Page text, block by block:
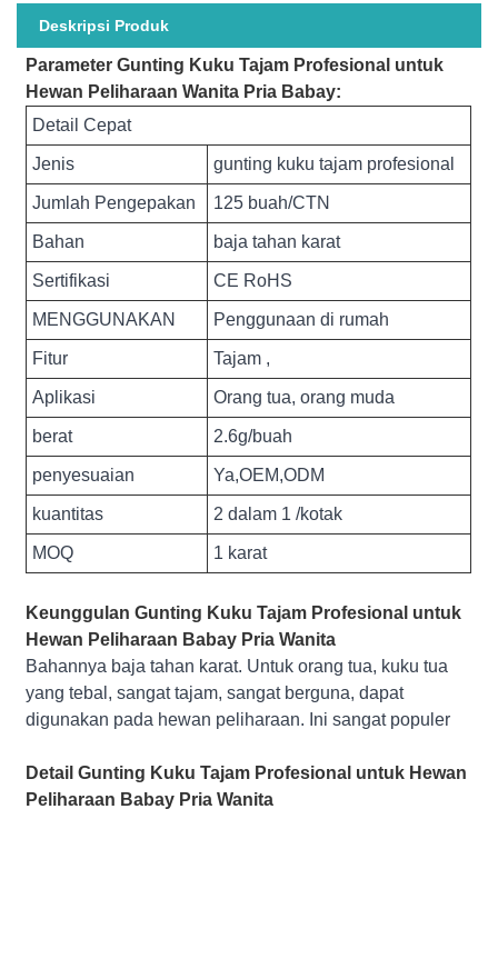
Deskripsi Produk
Parameter Gunting Kuku Tajam Profesional untuk
Hewan Peliharaan Wanita Pria Babay:
Detail Cepat
Jenis gunting kuku tajam profesional
Jumlah Pengepakan 125 buah/CTN
Bahan baja tahan karat
Sertifikasi CE RoHS
MENGGUNAKAN Penggunaan di rumah
Fitur Tajam ,
Aplikasi Orang tua, orang muda
berat 2.6g/buah
penyesuaian Ya,OEM,ODM
kuantitas 2 dalam 1 /kotak
MOQ 1 karat
Keunggulan Gunting Kuku Tajam Profesional untuk
Hewan Peliharaan Babay Pria Wanita
Bahannya baja tahan karat. Untuk orang tua, kuku tua
yang tebal, sangat tajam, sangat berguna, dapat
digunakan pada hewan peliharaan. Ini sangat populer
Detail Gunting Kuku Tajam Profesional untuk Hewan
Peliharaan Babay Pria Wanita